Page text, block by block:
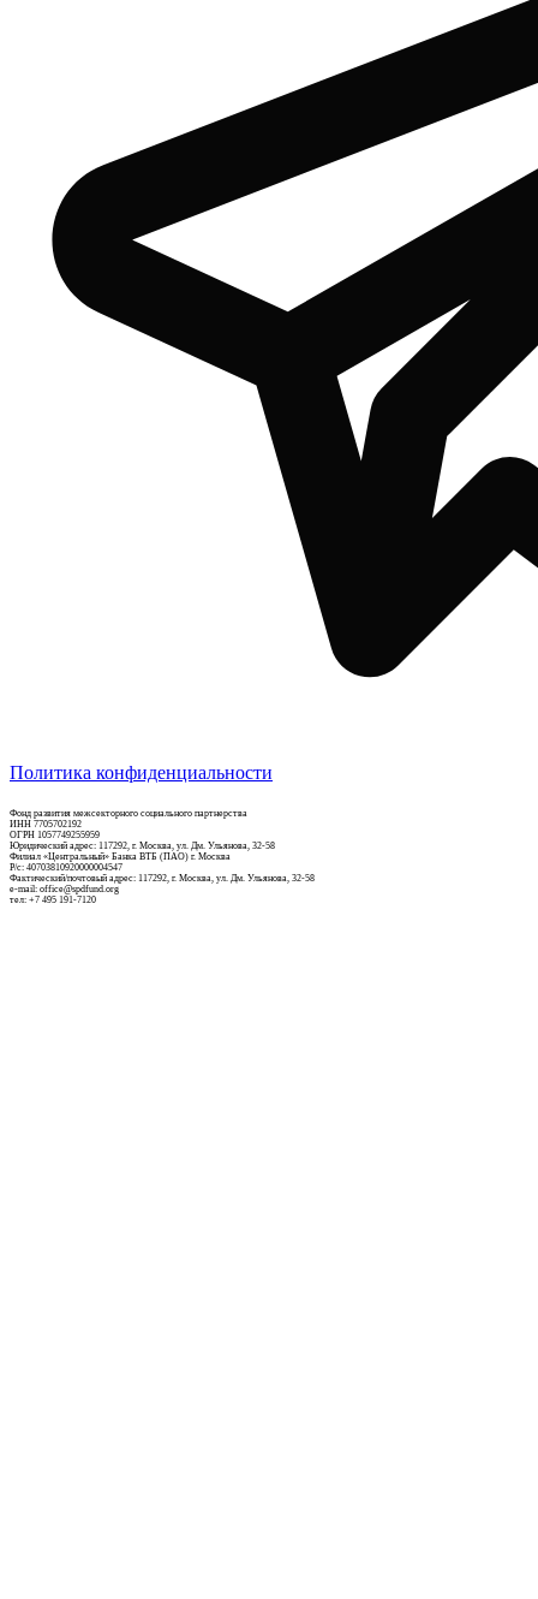
Политика конфиденциальности
Фонд развития межсекторного социального партнерства
ИНН 7705702192
ОГРН 1057749255959
Юридический адрес: 117292, г. Москва, ул. Дм. Ульянова, 32-58
Филиал «Центральный» Банка ВТБ (ПАО) г. Москва
Р/c: 40703810920000004547
Фактический/почтовый адрес: 117292, г. Москва, ул. Дм. Ульянова, 32-58
e-mail: office@spdfund.org
тел: +7 495 191-7120